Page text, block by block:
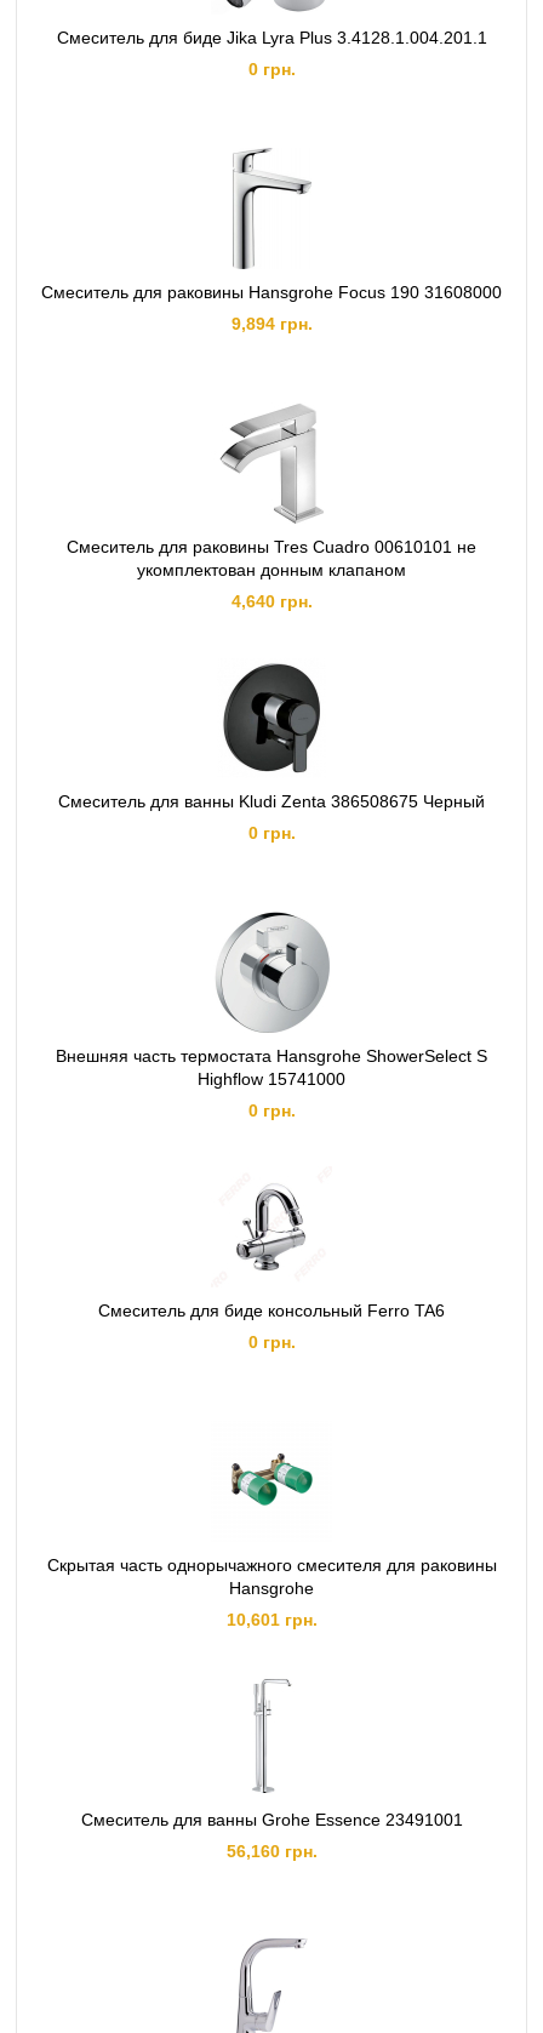
Смеситель для биде Jika Lyra Plus 3.4128.1.004.201.1
0 грн.
Смеситель для раковины Hansgrohe Focus 190 31608000
9,894 грн.
Смеситель для раковины Tres Cuadro 00610101 не
укомплектован донным клапаном
4,640 грн.
Смеситель для ванны Kludi Zenta 386508675 Черный
0 грн.
Внешняя часть термостата Hansgrohe ShowerSelect S
Highflow 15741000
0 грн.
Смеситель для биде консольный Ferro TA6
0 грн.
Скрытая часть однорычажного смесителя для раковины
Hansgrohe
10,601 грн.
Смеситель для ванны Grohe Essence 23491001
56,160 грн.